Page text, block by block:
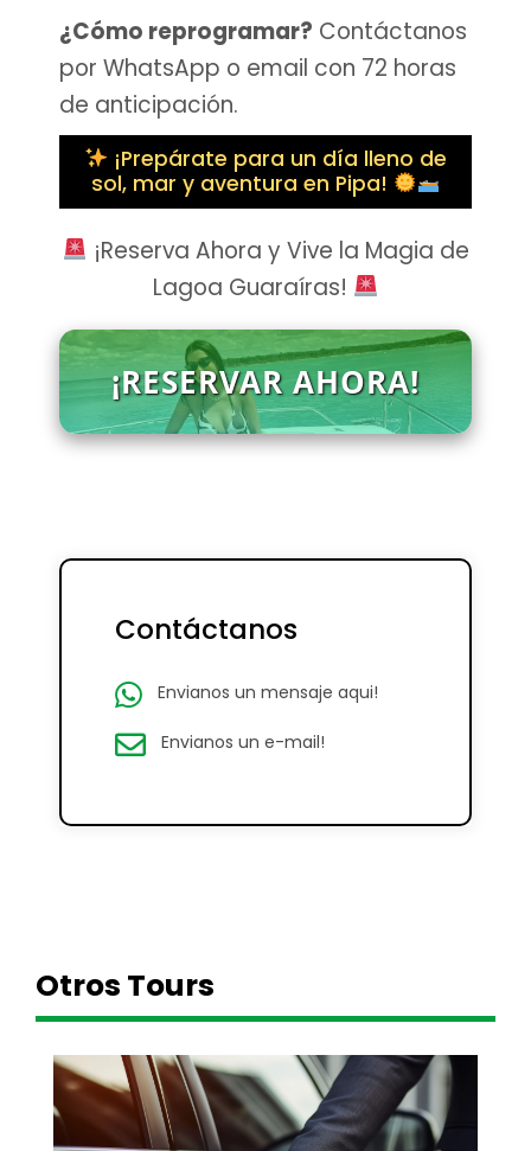
¿Cómo reprogramar? Contáctanos
por WhatsApp o email con 72 horas
de anticipación.
¡Prepárate para un día lleno de
sol, mar y aventura en Pipa!
¡Reserva Ahora y Vive la Magia de
Lagoa Guaraíras!
¡RESERVAR AHORA!
Contáctanos
Envianos un mensaje aqui!
Envianos un e-mail!
Otros Tours